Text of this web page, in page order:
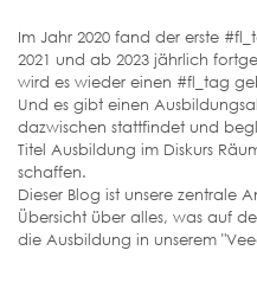
Im Jahr 2020 fand der erste
2021 und ab 2023 jährlich
wird es wieder einen #fl_tag
Und es gibt einen
dazwischen stattfindet und
Titel Ausbildung im Diskurs
schaffen.
Dieser Blog ist unsere zentrale
Übersicht über alles, was auf
die Ausbildung in unserem